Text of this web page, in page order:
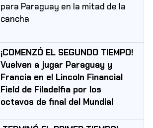
para Paraguay en la mitad de la
cancha
¡COMENZÓ EL SEGUNDO TIEMPO!
Vuelven a jugar Paraguay y
Francia en el Lincoln Financial
Field de Filadelfia por los
octavos de final del Mundial